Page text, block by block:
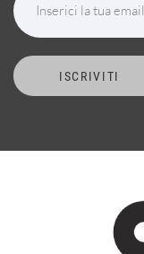
Inserici la tua email
ISCRIVITI